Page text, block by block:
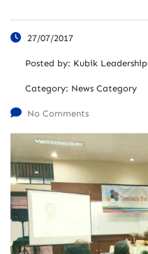
27/07/2017
Posted by: Kubik Leadership
Category: News Category
No Comments